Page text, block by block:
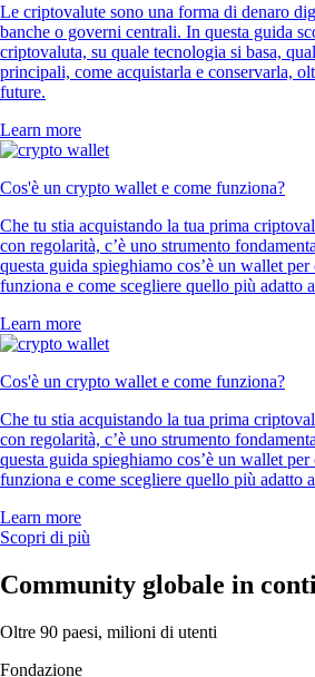
Le criptovalute sono una forma di denaro
banche o governi centrali. In questa guida
criptovaluta, su quale tecnologia si basa,
principali, come acquistarla e conservarla,
future.
Learn more
Cos'è un crypto wallet e come funziona?
Che tu stia acquistando la tua prima
con regolarità, c’è uno strumento
questa guida spieghiamo cos’è un wallet
funziona e come scegliere quello più adatto
Learn more
Cos'è un crypto wallet e come funziona?
Che tu stia acquistando la tua prima
con regolarità, c’è uno strumento
questa guida spieghiamo cos’è un wallet
funziona e come scegliere quello più adatto
Learn more
Scopri di più
Community globale in
Oltre 90 paesi, milioni di utenti
Fondazione